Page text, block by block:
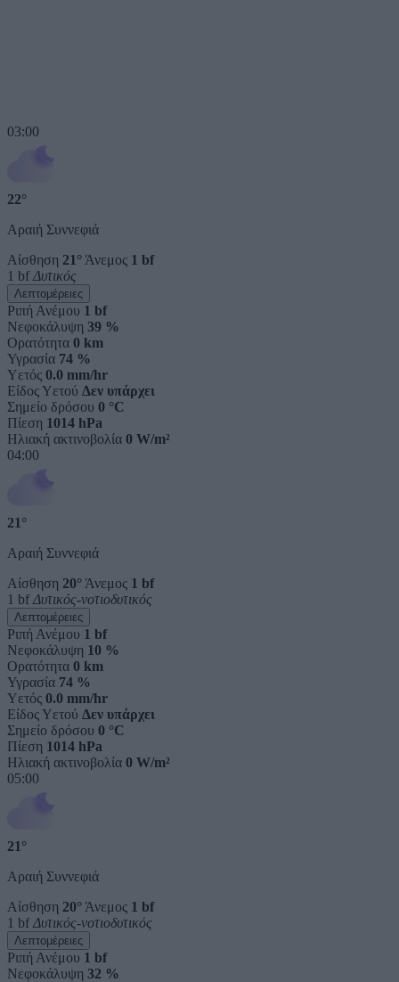
03:00
22°
Αραιή Συννεφιά
Αίσθηση 21° Άνεμος 1 bf
1 bf Δυτικός
Λεπτομέρειες
Ριπή Ανέμου 1 bf
Νεφοκάλυψη 39 %
Ορατότητα 0 km
Υγρασία 74 %
Υετός 0.0 mm/hr
Είδος Υετού Δεν υπάρχει
Σημείο δρόσου 0 °C
Πίεση 1014 hPa
Ηλιακή ακτινοβολία 0 W/m²
04:00
21°
Αραιή Συννεφιά
Αίσθηση 20° Άνεμος 1 bf
1 bf Δυτικός-νοτιοδυτικός
Λεπτομέρειες
Ριπή Ανέμου 1 bf
Νεφοκάλυψη 10 %
Ορατότητα 0 km
Υγρασία 74 %
Υετός 0.0 mm/hr
Είδος Υετού Δεν υπάρχει
Σημείο δρόσου 0 °C
Πίεση 1014 hPa
Ηλιακή ακτινοβολία 0 W/m²
05:00
21°
Αραιή Συννεφιά
Αίσθηση 20° Άνεμος 1 bf
1 bf Δυτικός-νοτιοδυτικός
Λεπτομέρειες
Ριπή Ανέμου 1 bf
Νεφοκάλυψη 32 %